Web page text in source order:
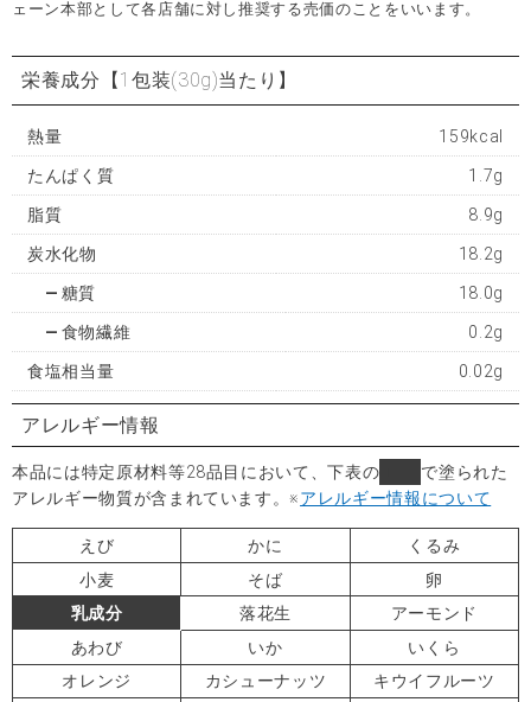
ェーン本部として各店舗に対し推奨する売価のことをいいます。
栄養成分 【1包装(30g)当たり】
熱量 159kcal
たんぱく質 1.7g
脂質 8.9g
炭水化物 18.2g
糖質 18.0g
食物繊維 0.2g
食塩相当量 0.02g
アレルギー情報
本品には特定原材料等28品目において、下表の
で塗られた
アレルギー物質が含まれています。※アレルギー情報について
えび かに
くるみ
小麦
そば
卵
乳成分
落花生
アーモンド
あわび
いか
いくら
オレンジ
カシューナッツ
キウイフルーツ